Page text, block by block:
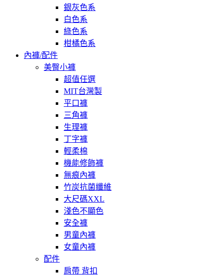
銀灰色系
白色系
綠色系
柑橘色系
內褲/配件
美臀小褲
超值任選
MIT台灣製
平口褲
三角褲
生理褲
丁字褲
輕柔棉
機能修飾褲
無痕內褲
竹炭抗菌纖維
大尺碼XXL
淺色不顯色
安全褲
男童內褲
女童內褲
配件
肩帶 背扣